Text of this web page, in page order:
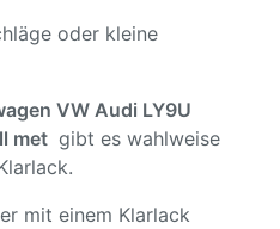
oder kleine
VW Audi LY9U
met gibt es wahlweise
mit einem Klarlack